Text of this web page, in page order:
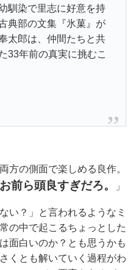
馴染で里志に好意を持
典部の文集『氷菓』が
太郎は、仲間たちと共
33年前の真実に挑むこ
方の側面で楽しめる良作。
お前ら頭良すぎだろ。 」
い？」と言われるようなミ
の中で起こるちょっとした
面白いのか？とも思うかも
くとも解いていく過程がわ